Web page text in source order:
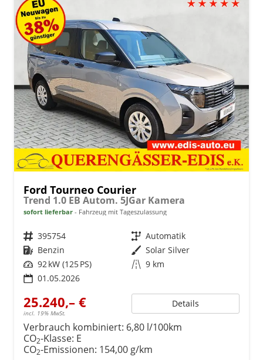
Ford Tourneo Courier
Trend 1.0 EB Autom. 5JGar Kamera
sofort lieferbar Fahrzeug mit Tageszulassung
Fahrzeugnr. 395754 Getriebe Automatik
Kraftstoff Benzin Außenfarbe Solar Silver
Leistung 92 kW (125 PS) Kilometerstand 9 km
01.05.2026
25.240,– €
incl. 19% MwSt.
Details
Verbrauch kombiniert: 6,80 l/100km
CO2-Klasse: E
CO2-Emissionen: 154,00 g/km